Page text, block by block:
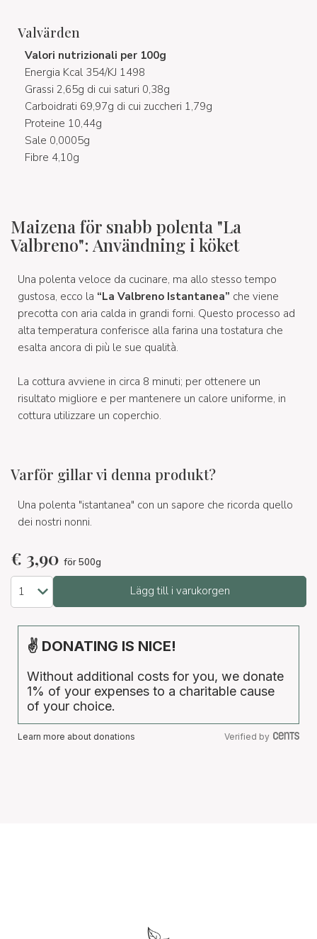
Valvärden
Valori nutrizionali per 100g
Energia Kcal 354/KJ 1498
Grassi 2,65g di cui saturi 0,38g
Carboidrati 69,97g di cui zuccheri 1,79g
Proteine 10,44g
Sale 0,0005g
Fibre 4,10g
Maizena för snabb polenta "La
Valbreno": Användning i köket
Una polenta veloce da cucinare, ma allo stesso tempo
gustosa, ecco la “La Valbreno Istantanea” che viene
precotta con aria calda in grandi forni. Questo processo ad
alta temperatura conferisce alla farina una tostatura che
esalta ancora di più le sue qualità.
La cottura avviene in circa 8 minuti; per ottenere un
risultato migliore e per mantenere un calore uniforme, in
cottura utilizzare un coperchio.
Varför gillar vi denna produkt?
Una polenta "istantanea" con un sapore che ricorda quello
dei nostri nonni.
€ 3,90 för 500g
Lägg till i varukorgen
✌ DONATING IS NICE!
Without additional costs for you, we donate
1% of your expenses to a charitable cause
of your choice.
Learn more about donations Verified by